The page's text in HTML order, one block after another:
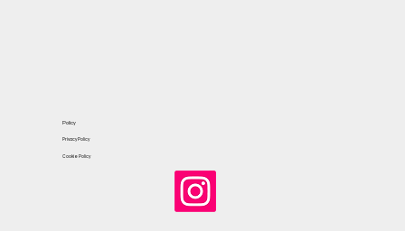
Policy
Privacy Policy
Cookie Policy